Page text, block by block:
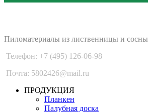
Пиломатериалы из лиственницы и сосны
Телефон: +7 (495) 126-06-98
Почта: 5802426@mail.ru
ПРОДУКЦИЯ
Планкен
Палубная доска